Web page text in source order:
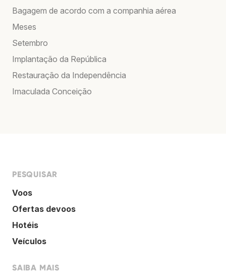
Bagagem de acordo com a companhia aérea
Meses
Setembro
Implantação da República
Restauração da Independência
Imaculada Conceição
PESQUISAR
Voos
Ofertas devoos
Hotéis
Veículos
SAIBA MAIS